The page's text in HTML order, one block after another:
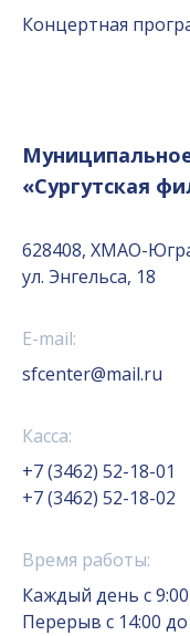
Концертная
«Сургутская
628408, ХМАО-
ул. Энгельса, 18
E-mail:
sfcenter@mail.ru
Касса:
+7 (3462) 52-18-01
+7 (3462) 52-18-02
Время работы:
Каждый день с
Перерыв с 14:00 до